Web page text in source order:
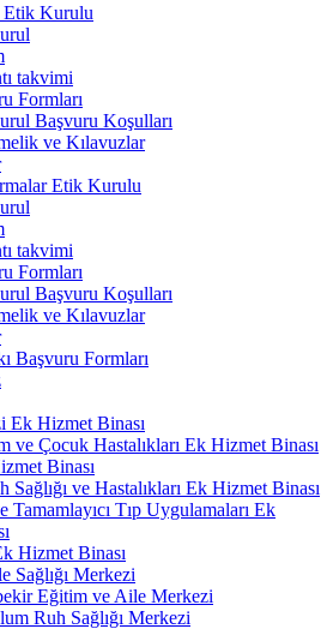
Etik Kurulu
takvimi
Formları
Başvuru Koşulları
ve Kılavuzlar
Etik Kurulu
takvimi
Formları
Başvuru Koşulları
ve Kılavuzlar
Başvuru Formları
Ek Hizmet Binası
ve Çocuk Hastalıkları Ek Hizmet Binası
Binası
ve Hastalıkları Ek Hizmet Binası
Tamamlayıcı Tıp Uygulamaları Ek
Hizmet Binası
Sağlığı Merkezi
Eğitim ve Aile Merkezi
Ruh Sağlığı Merkezi